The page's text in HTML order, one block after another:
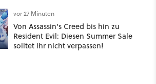
vor 27 Minuten
Von Assassin's Creed bis hin zu
Resident Evil: Diesen Summer Sale
solltet ihr nicht verpassen!